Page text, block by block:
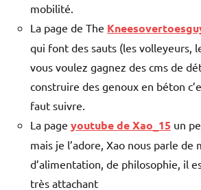
mobilité.
La page de The
qui font des sauts (les volleyeurs,
vous voulez gagnez des cms de
construire des genoux en béton
faut suivre.
La page youtube de Xao_15 un
mais je l’adore, Xao nous parle de
d’alimentation, de philosophie, il
très attachant